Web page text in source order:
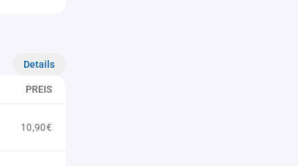
Details
PREIS
10,90€